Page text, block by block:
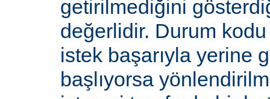
getirilmediğini
değerlidir. Durum
istek başarıyla yerine
başlıyorsa